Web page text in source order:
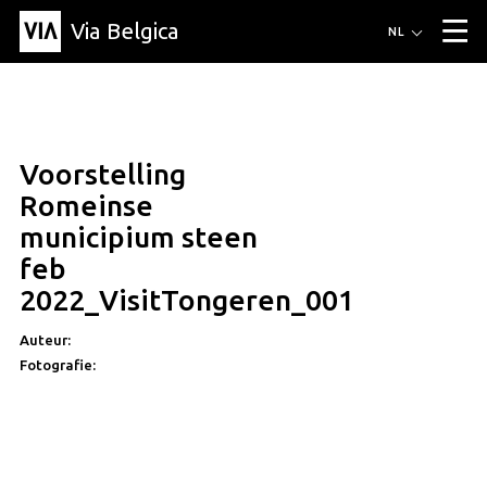
Via Belgica ▼
Over Via Belgica
Over Via Belgica
Onderzoek
Educatie
Vrienden
De gids
Organisatie
NL
Voorstelling
Romeinse
municipium steen
feb
2022_VisitTongeren_001
Auteur:
Fotografie: